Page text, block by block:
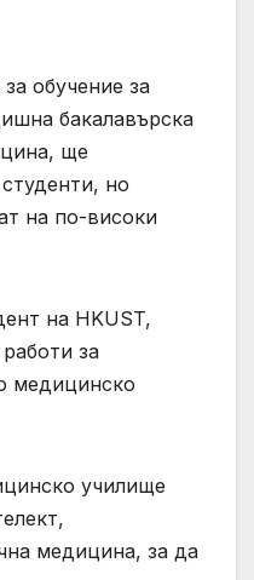
обучение за
бакалавърска
ще
но
на по-високи
на HKUST,
за
медицинско
училище
медицина, за да